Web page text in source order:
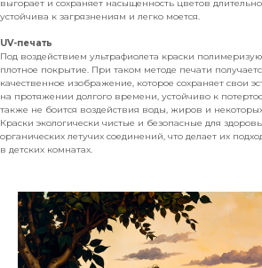
выгорает и сохраняет насыщенность цветов
устойчива к загрязнениям и легко моется.
UV-печать
Под воздействием ультрафиолета краски
плотное покрытие. При таком методе печати
качественное изображение, которое сохраняет свои
на протяжении долгого времени, устойчиво к
также не боится воздействия воды, жиров и
Краски экологически чистые и безопасные для
органических летучих соединений, что делает их
в детских комнатах.